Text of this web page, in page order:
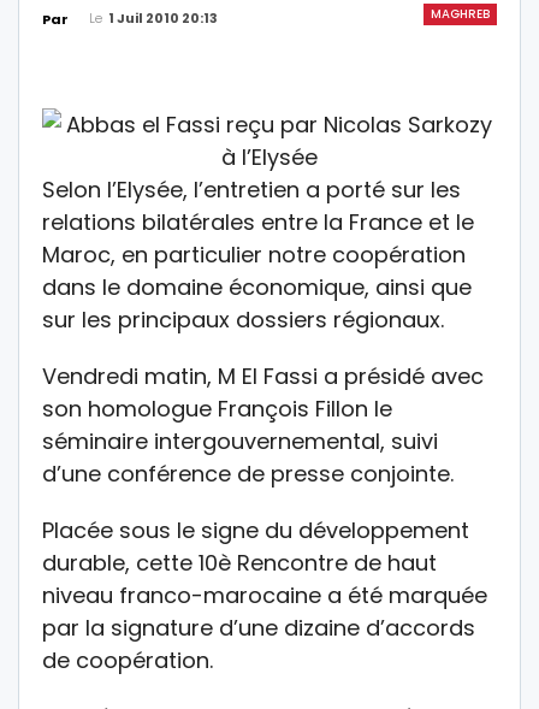
MAGHREB
Par Le 1 Juil 2010 20:13
Selon l’Elysée, l’entretien a porté sur les
relations bilatérales entre la France et le
Maroc, en particulier notre coopération
dans le domaine économique, ainsi que
sur les principaux dossiers régionaux.
Vendredi matin, M El Fassi a présidé avec
son homologue François Fillon le
séminaire intergouvernemental, suivi
d’une conférence de presse conjointe.
Placée sous le signe du développement
durable, cette 10è Rencontre de haut
niveau franco-marocaine a été marquée
par la signature d’une dizaine d’accords
de coopération.